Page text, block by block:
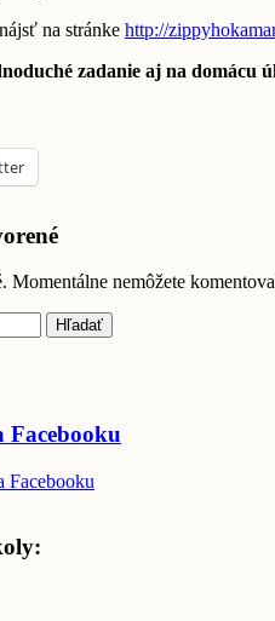
na stránke http://
zadanie aj na
Momentálne nemôžete
Facebooku
Facebooku